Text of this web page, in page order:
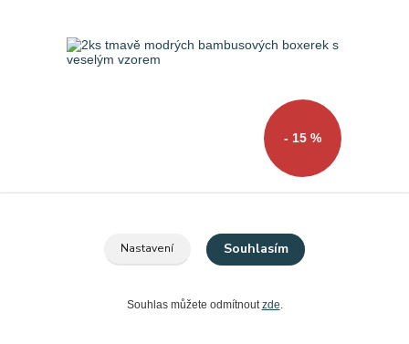
- 15 %
Skladem 6 ks
Nastavení Souhlasím
Souhlas můžete odmítnoutzde.